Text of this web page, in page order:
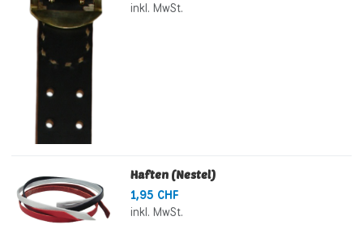
inkl. MwSt.
Haften (Nestel)
1,95 CHF
inkl. MwSt.